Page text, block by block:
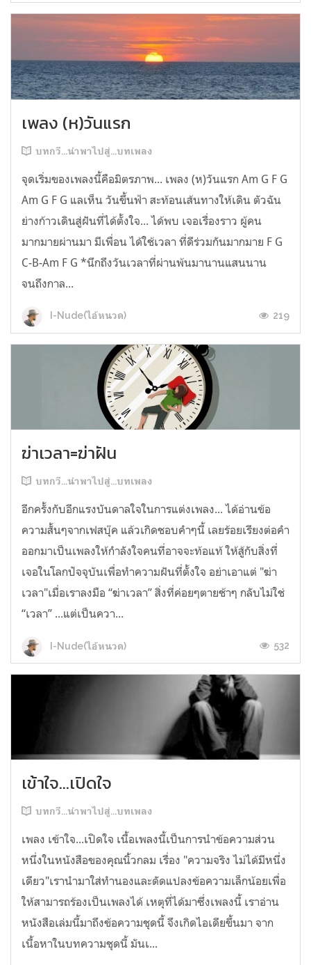
เพลง (ห)วันแรก
บทกวี...นำพาไปสู่...บทเพลง
จุดเริ่มของเพลงนี้คือมิตรภาพ... เพลง (ห)วันแรก Am G F G
Am G F G แลเห็น วันขึ้นฟ้า สะท้อนเส้นทางให้เดิน ตัวฉัน
ย่างก้าวเดินสู่ฝันที่ได้ตั้งใจ... ได้พบ เจอเรื่องราว ผู้คน
มากมายผ่านมา มีเพื่อน ได้ใช้เวลา ที่ดีร่วมกันมากมาย F G
C-B-Am F G *นึกถึงวันเวลาที่ผ่านพ้นมานานแสนนาน
จนถึงกาล...
I-Nude(ไอ้หนวด) 219
ฆ่าเวลา=ฆ่าฝัน
บทกวี...นำพาไปสู่...บทเพลง
อีกครั้งกับอีกแรงบันดาลใจในการแต่งเพลง... ได้อ่านข้อ
ความสั้นๆจากเฟสบุ๊ค แล้วเกิดชอบคำๆนี้ เลยร้อยเรียงต่อคำ
ออกมาเป็นเพลงให้กำลังใจคนที่อาจจะท้อแท้ ให้สู้กับสิ่งที่
เจอในโลกปัจจุบันเพื่อทำความฝันที่ตั้งใจ อย่าเอาแต่ "ฆ่า
เวลา"เมื่อเราลงมือ “ฆ่าเวลา” สิ่งที่ค่อยๆตายช้าๆ กลับไม่ใช่
“เวลา” ...แต่เป็นควา...
I-Nude(ไอ้หนวด) 532
เข้าใจ...เปิดใจ
บทกวี...นำพาไปสู่...บทเพลง
เพลง เข้าใจ...เปิดใจ เนื้อเพลงนี้เป็นการนำข้อความส่วน
หนึ่งในหนังสือของคุณนิ้วกลม เรื่อง "ความจริง ไม่ได้มีหนึ่ง
เดียว"เรานำมาใส่ทำนองและดัดแปลงข้อความเล็กน้อยเพื่อ
ให้สามารถร้องเป็นเพลงได้ เหตุที่ได้มาซึ่งเพลงนี้ เราอ่าน
หนังสือเล่มนี้มาถึงข้อความชุดนี้ จึงเกิดไอเดียขึ้นมา จาก
เนื้อหาในบทความชุดนี้ มันเ...